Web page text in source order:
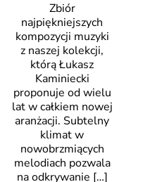
Zbiór
najpiękniejszych
kompozycji muzyki
z naszej kolekcji,
którą Łukasz
Kaminiecki
proponuje od wielu
lat w całkiem nowej
aranżacji. Subtelny
klimat w
nowobrzmiących
melodiach pozwala
na odkrywanie […]